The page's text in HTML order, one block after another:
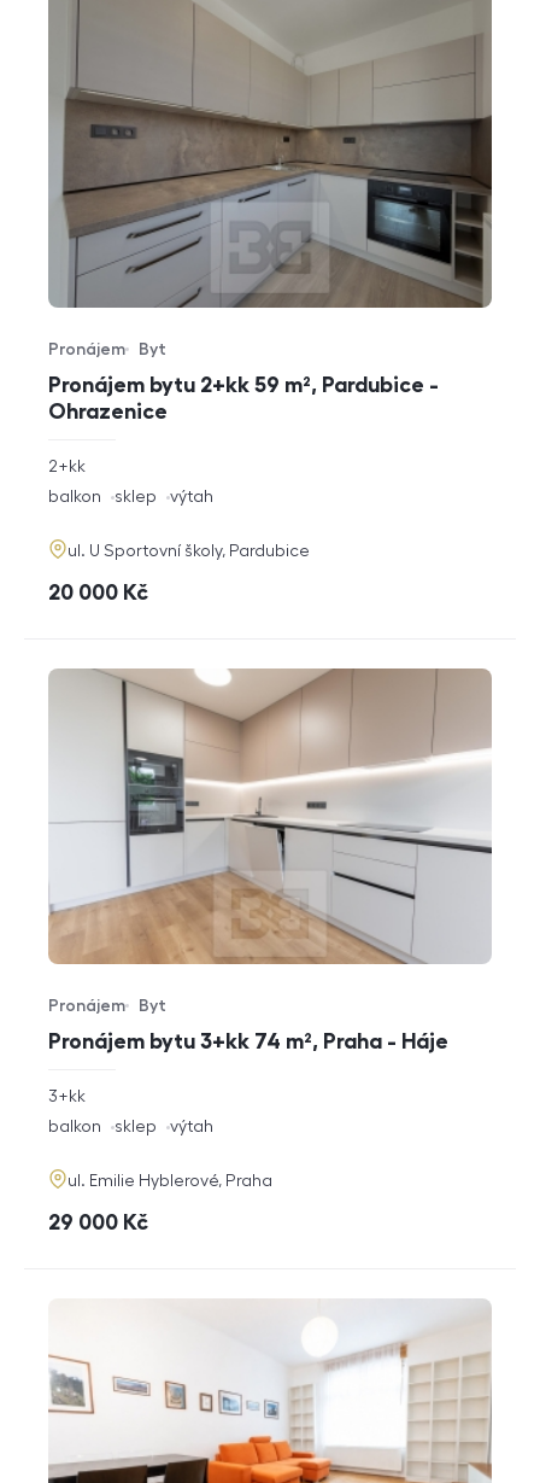
Pronájem bytu 2+kk 59 m², Pardubice -
Ohrazenice
Typ nabídky
Pronájem
Typ nemovitosti
Byt
rozměry
dispozice
2+kk
funkce
balkon sklep výtah
adresa
ul. U Sportovní školy, Pardubice
cena
20 000 Kč
Pronájem bytu 3+kk 74 m², Praha - Háje
Typ nabídky
Pronájem
Typ nemovitosti
Byt
rozměry
3+kk
funkce
balkon sklep výtah
adresa
ul. Emilie Hyblerové, Praha
cena
29 000 Kč